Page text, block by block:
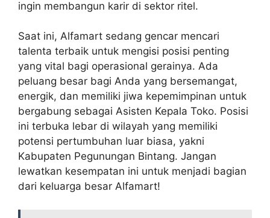
ingin membangun karir di sektor ritel.
Saat ini, Alfamart sedang gencar mencari
talenta terbaik untuk mengisi posisi penting
yang vital bagi operasional gerainya. Ada
peluang besar bagi Anda yang bersemangat,
energik, dan memiliki jiwa kepemimpinan untuk
bergabung sebagai Asisten Kepala Toko. Posisi
ini terbuka lebar di wilayah yang memiliki
potensi pertumbuhan luar biasa, yakni
Kabupaten Pegunungan Bintang. Jangan
lewatkan kesempatan ini untuk menjadi bagian
dari keluarga besar Alfamart!